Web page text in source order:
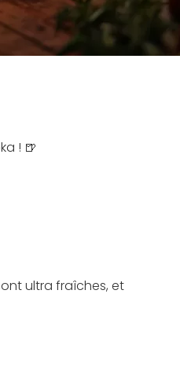
! 🍺
ultra fraîches, et